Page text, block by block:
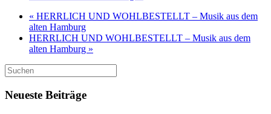
« HERRLICH UND WOHLBESTELLT – Musik aus dem
alten Hamburg
HERRLICH UND WOHLBESTELLT – Musik aus dem
alten Hamburg »
Suchen
nach:
Neueste Beiträge